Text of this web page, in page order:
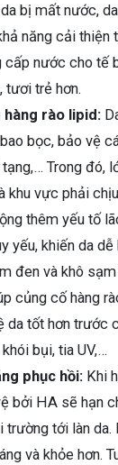
bị mất nước,
năng cải thiện
cấp nước cho tế
tươi trẻ hơn.
rào lipid:
bọc, bảo vệ
Trong đó,
khu vực phải
thêm yếu tố
yếu, khiến da
đen và khô
củng cố hàng
da tốt hơn trước
bụi, tia UV,…
phục hồi: Khi
bởi HA sẽ hạn
trường tới làn da.
và khỏe hơn.